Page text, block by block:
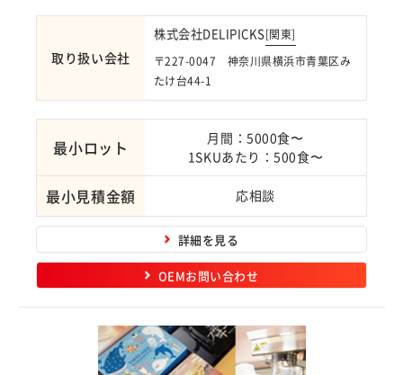
取り扱い会社
株式会社DELIPICKS[関東]
〒227-0047 神奈川県横浜市青葉区み
たけ台44-1
最小ロット
月間：5000食〜
1SKUあたり：500食〜
最小見積金額 応相談
詳細を見る
OEMお問い合わせ